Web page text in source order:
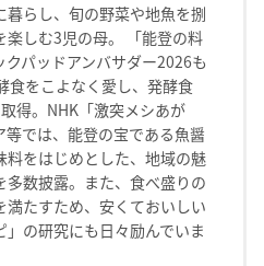
暮らし、旬の野菜や地魚を捌
楽しむ3児の母。 「能登の料
パッドアンバサダー2026も
食をこよなく愛し、発酵食
得。NHK「激突メシあが
等では、能登の宝である魚醤
料をはじめとした、地域の魅
多数披露。また、食べ盛りの
満たすため、安くておいしい
」の研究にも日々励んでいま